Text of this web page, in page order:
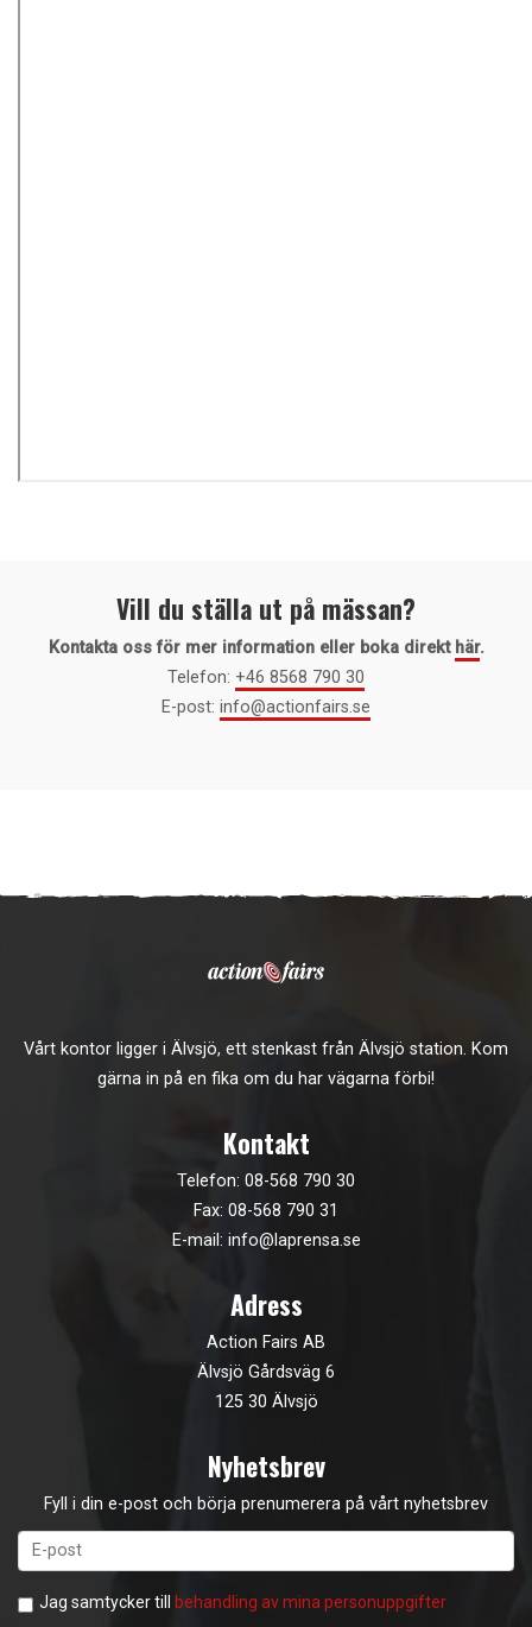
Vill du ställa ut på mässan?
Kontakta oss för mer information eller boka direkt här.
Telefon: +46 8568 790 30
E-post: info@actionfairs.se
Vårt kontor ligger i Älvsjö, ett stenkast från Älvsjö station. Kom
gärna in på en fika om du har vägarna förbi!
Kontakt
Telefon: 08-568 790 30
Fax: 08-568 790 31
E-mail: info@laprensa.se
Adress
Action Fairs AB
Älvsjö Gårdsväg 6
125 30 Älvsjö
Nyhetsbrev
Fyll i din e-post och börja prenumerera på vårt nyhetsbrev
Jag samtycker till behandling av mina personuppgifter